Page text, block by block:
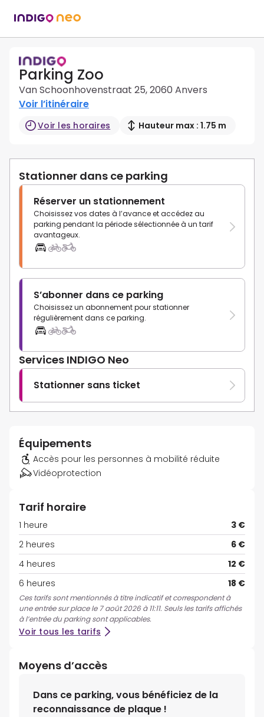
Parking Zoo
Van Schoonhovenstraat 25, 2060 Anvers
Voir l’itinéraire
Voir les horaires Hauteur max : 1.75 m
Stationner dans ce parking
Réserver un stationnement
Choisissez vos dates à l’avance et accédez au
parking pendant la période sélectionnée à un tarif
avantageux.
S’abonner dans ce parking
Choisissez un abonnement pour stationner
régulièrement dans ce parking.
Services INDIGO Neo
Stationner sans ticket
Équipements
Accès pour les personnes à mobilité réduite
Vidéoprotection
Tarif horaire
1 heure
3 €
2 heures
6 €
4 heures
12 €
6 heures
18 €
Ces tarifs sont mentionnés à titre indicatif et correspondent à
une entrée sur place le 7 août 2026 à 11:11. Seuls les tarifs affichés
à l’entrée du parking sont applicables.
Voir tous les tarifs
Moyens d’accès
Dans ce parking, vous bénéficiez de la
reconnaissance de plaque !